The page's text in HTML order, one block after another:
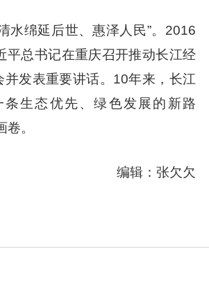
水绵延后世、惠泽人民”。2016
平总书记在重庆召开推动长江经
并发表重要讲话。10年来，长江
条生态优先、绿色发展的新路
。
编辑：张欠欠